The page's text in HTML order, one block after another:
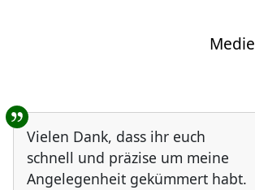
Benutzer-
Vielen Dank, dass ihr euch
schnell und präzise um meine
Angelegenheit gekümmert habt.